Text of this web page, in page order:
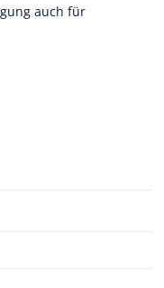
auch für